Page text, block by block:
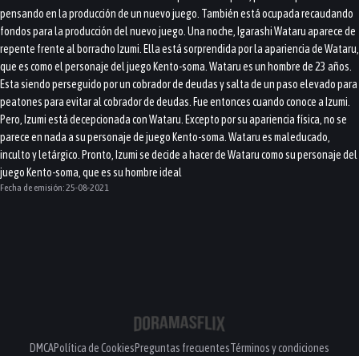
pensando en la producción de un nuevo juego. También está ocupada recaudando
fondos para la producción del nuevo juego. Una noche, Igarashi Wataru aparece de
repente frente al borracho Izumi. Ella está sorprendida por la apariencia de Wataru,
que es como el personaje del juego Kento-soma. Wataru es un hombre de 23 años.
Esta siendo perseguido por un cobrador de deudas y salta de un paso elevado para
peatones para evitar al cobrador de deudas. Fue entonces cuando conoce a Izumi.
Pero, Izumi está decepcionada con Wataru. Excepto por su apariencia física, no se
parece en nada a su personaje de juego Kento-soma. Wataru es maleducado,
inculto y letárgico. Pronto, Izumi se decide a hacer de Wataru como su personaje del
juego Kento-soma, que es su hombre ideal
Fecha de emisión:25-08-2021
DMCAPolítica de CookiesPreguntas frecuentesTérminos y condiciones